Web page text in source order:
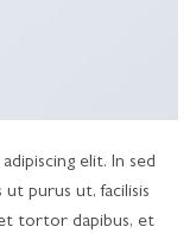
elit. In sed
ut purus ut, facilisis
tortor dapibus, et